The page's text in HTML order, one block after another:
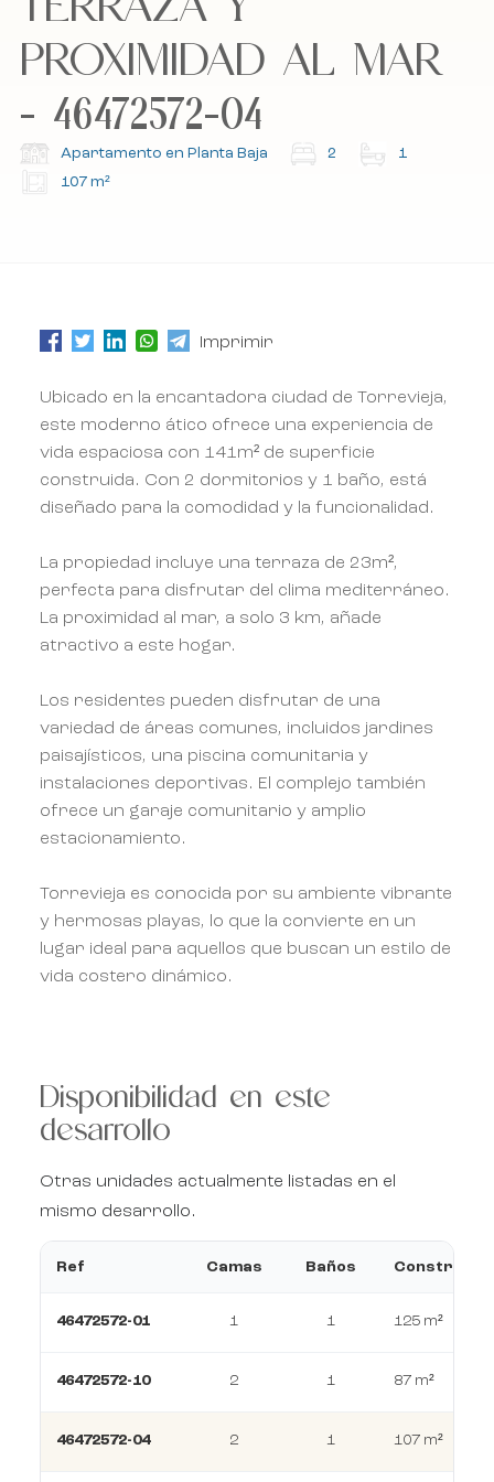
Suscríbete a nuestro boletín.
Suscríbete a nuestro boletín.
PROXIMIDAD AL MAR
- 46472572-04
Apartamento en Planta Baja 2
1
107 m²
Imprimir
Ubicado en la encantadora ciudad de Torrevieja,
este moderno ático ofrece una experiencia de
vida espaciosa con 141m² de superficie
construida. Con 2 dormitorios y 1 baño, está
diseñado para la comodidad y la funcionalidad.
La propiedad incluye una terraza de 23m²,
perfecta para disfrutar del clima mediterráneo.
La proximidad al mar, a solo 3 km, añade
atractivo a este hogar.
Los residentes pueden disfrutar de una
variedad de áreas comunes, incluidos jardines
paisajísticos, una piscina comunitaria y
instalaciones deportivas. El complejo también
ofrece un garaje comunitario y amplio
estacionamiento.
Torrevieja es conocida por su ambiente vibrante
y hermosas playas, lo que la convierte en un
lugar ideal para aquellos que buscan un estilo de
vida costero dinámico.
Disponibilidad en este
desarrollo
Otras unidades actualmente listadas en el
mismo desarrollo.
Ref Camas Baños
46472572-01 1 1 125 m²
46472572-10 2 1 87 m²
46472572-04 2 1 107 m²